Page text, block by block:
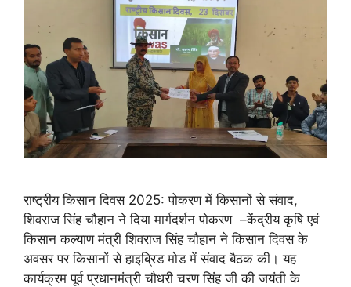
राष्ट्रीय किसान दिवस 2025: पोकरण में किसानों से संवाद,
शिवराज सिंह चौहान ने दिया मार्गदर्शन पोकरण –केंद्रीय कृषि एवं
किसान कल्याण मंत्री शिवराज सिंह चौहान ने किसान दिवस के
अवसर पर किसानों से हाइब्रिड मोड में संवाद बैठक की। यह
कार्यक्रम पूर्व प्रधानमंत्री चौधरी चरण सिंह जी की जयंती के